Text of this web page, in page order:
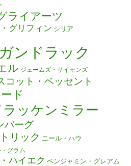
ライアーツ
グリフィン シリア
ンドラック
ル ジェームズ・サイモンズ
コット・ベッセント
ド
ッケンミラー
バーグ
リック ニール・ハウ
グラム
ハイエク ベンジャミン・グレアム